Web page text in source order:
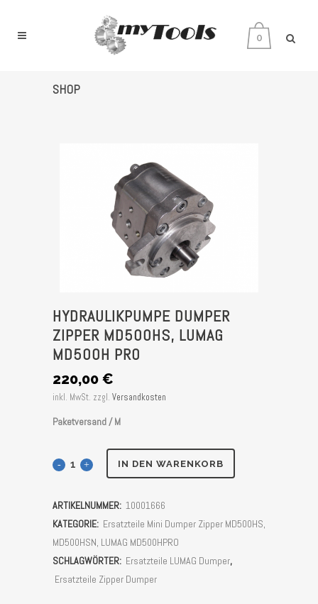
0
SHOP
HYDRAULIKPUMPE DUMPER
ZIPPER MD500HS, LUMAG
MD500H PRO
220,00 €
inkl. MwSt. zzgl. Versandkosten
Paketversand / M
Hydraulikpumpe
MD500HS,
LUMAG
IN DEN WARENKORB
ARTIKELNUMMER: 10001666
KATEGORIE: Ersatzteile Mini Dumper Zipper MD500HS,
MD500HSN, LUMAG MD500HPRO
SCHLAGWÖRTER: Ersatzteile LUMAG Dumper,
Ersatzteile Zipper Dumper